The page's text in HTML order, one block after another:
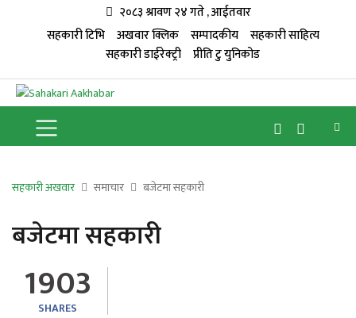
२०८३ श्रावण २४ गते , आईतवार
सहकारी टिभि
अखवार क्लिक सम्पादकीय
सहकारी साहित्य
सहकारी डाईरेक्ट्री प्रीति टु युनिकोड
सहकारी अखवार समाचार बजेटमा सहकारी
बजेटमा सहकारी
1903
SHARES